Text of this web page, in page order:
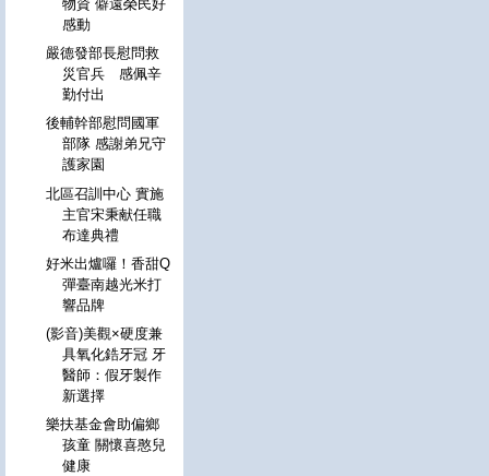
物資 僻遠榮民好
感動
嚴德發部長慰問救
災官兵 感佩辛
勤付出
後輔幹部慰問國軍
部隊 感謝弟兄守
護家園
北區召訓中心 實施
主官宋秉献任職
布達典禮
好米出爐囉！香甜Q
彈臺南越光米打
響品牌
(影音)美觀×硬度兼
具氧化鋯牙冠 牙
醫師：假牙製作
新選擇
樂扶基金會助偏鄉
孩童 關懷喜憨兒
健康